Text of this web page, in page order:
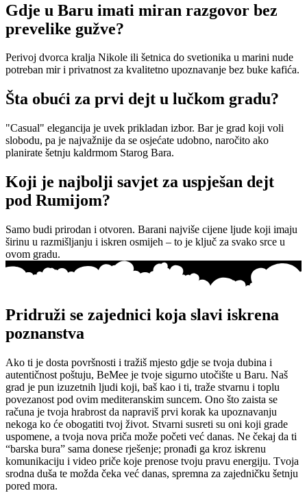
Gdje u Baru imati miran razgovor bez
prevelike gužve?
Perivoj dvorca kralja Nikole ili šetnica do svetionika u marini nude
potreban mir i privatnost za kvalitetno upoznavanje bez buke kafića.
Šta obući za prvi dejt u lučkom gradu?
"Casual" elegancija je uvek prikladan izbor. Bar je grad koji voli
slobodu, pa je najvažnije da se osjećate udobno, naročito ako
planirate šetnju kaldrmom Starog Bara.
Koji je najbolji savjet za uspješan dejt
pod Rumijom?
Samo budi prirodan i otvoren. Barani najviše cijene ljude koji imaju
širinu u razmišljanju i iskren osmijeh – to je ključ za svako srce u
ovom gradu.
Pridruži se zajednici koja slavi iskrena
poznanstva
Ako ti je dosta površnosti i tražiš mjesto gdje se tvoja dubina i
autentičnost poštuju, BeMee je tvoje sigurno utočište u Baru. Naš
grad je pun izuzetnih ljudi koji, baš kao i ti, traže stvarnu i toplu
povezanost pod ovim mediteranskim suncem. Ono što zaista se
računa je tvoja hrabrost da napraviš prvi korak ka upoznavanju
nekoga ko će obogatiti tvoj život. Stvarni susreti su oni koji grade
uspomene, a tvoja nova priča može početi već danas. Ne čekaj da ti
“barska bura” sama donese rješenje; pronađi ga kroz iskrenu
komunikaciju i video priče koje prenose tvoju pravu energiju. Tvoja
srodna duša te možda čeka već danas, spremna za zajedničku šetnju
pored mora.